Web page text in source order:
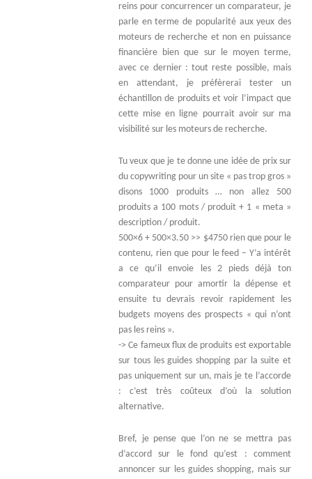
reins pour concurrencer un comparateur, je
parle en terme de popularité aux yeux des
moteurs de recherche et non en puissance
financière bien que sur le moyen terme,
avec ce dernier : tout reste possible, mais
en attendant, je préfèrerai tester un
échantillon de produits et voir l’impact que
cette mise en ligne pourrait avoir sur ma
visibilité sur les moteurs de recherche.
Tu veux que je te donne une idée de prix sur
du copywriting pour un site « pas trop gros »
disons 1000 produits … non allez 500
produits a 100 mots / produit + 1 « meta »
description / produit.
500×6 + 500×3.50 >> $4750 rien que pour le
contenu, rien que pour le feed – Y’a intérêt
a ce qu’il envoie les 2 pieds déjà ton
comparateur pour amortir la dépense et
ensuite tu devrais revoir rapidement les
budgets moyens des prospects « qui n’ont
pas les reins ».
-> Ce fameux flux de produits est exportable
sur tous les guides shopping par la suite et
pas uniquement sur un, mais je te l’accorde
: c’est très coûteux d’où la solution
alternative.
Bref, je pense que l’on ne se mettra pas
d’accord sur le fond qu’est : comment
annoncer sur les guides shopping, mais sur